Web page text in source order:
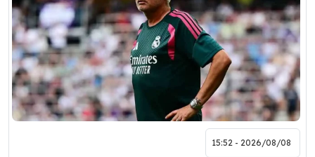
2026/08/08 - 15:52